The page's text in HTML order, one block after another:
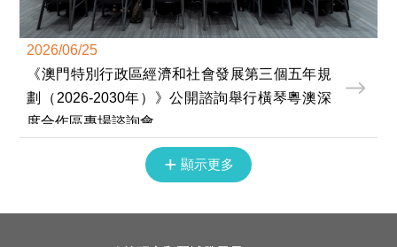
2026/06/25
《澳門特別行政區經濟和社會發展第三個五年規
劃（2026-2030年）》公開諮詢舉行橫琴粵澳深
度合作區專場諮詢會
+ 顯示更多